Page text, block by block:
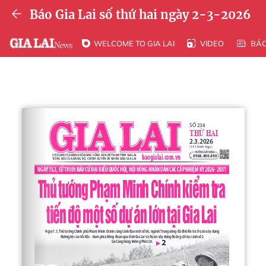
Báo Gia Lai số thứ hai ngày 2-3-2026
WELCOME TO GIA LAI VIDEO